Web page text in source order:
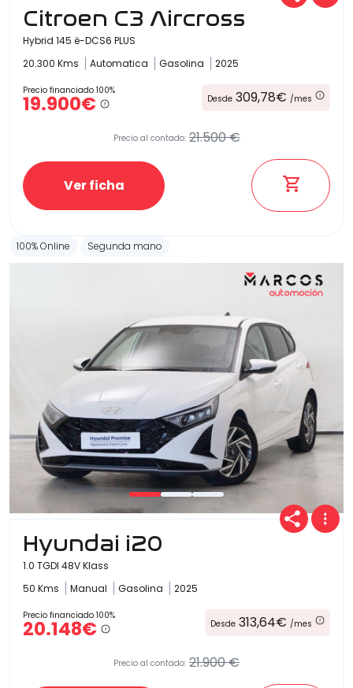
Citroen C3 Aircross
Hybrid 145 ë-DCS6 PLUS
20.300 Kms
Automatica Gasolina 2025
Precio financiado 100%
19.900€ Desde 309,78€ /mes
Precio al contado: 21.500 €
Ver ficha
100% Online Segunda mano
Hyundai i20
1.0 TGDI 48V Klass
50 Kms
Manual Gasolina 2025
Precio financiado 100%
20.148€ Desde 313,64€ /mes
Precio al contado: 21.900 €